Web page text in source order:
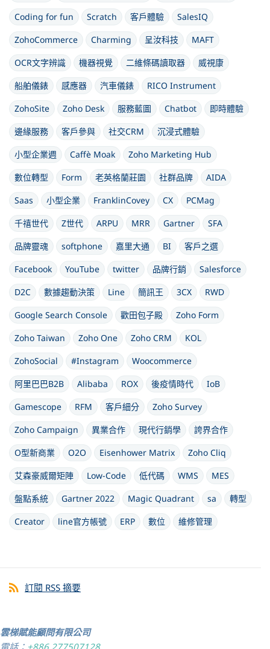
Coding for fun
Scratch 客戶體驗
SalesIQ
ZohoCommerce
Charming 呈汝科技
MAFT
OCR文字辨識
機器視覺 二維條碼讀取器
威視康
船舶儀錶
感應器 汽車儀錶
RICO Instrument
ZohoSite
Zoho Desk 服務藍圖 Chatbot
即時體驗
邊緣服務
客戶參與 社交CRM
沉浸式體驗
小型企業週
Caffè Moak
Zoho Marketing Hub
數位轉型
Form 老英格蘭莊園 社群品牌
AIDA
Saas
小型企業 FranklinCovey CX
PCMag
千禧世代
Z世代 ARPU MRR Gartner
SFA
品牌靈魂
softphone 嘉里大通 BI
客戶之選
Facebook
YouTube twitter 品牌行銷
Salesforce
D2C
數據趨動決策 Line 簡訊王 3CX
RWD
Google Search Console
歡田包子殿
Zoho Form
Zoho Taiwan
Zoho One Zoho CRM
KOL
ZohoSocial
#Instagram
Woocommerce
阿里巴巴B2B
Alibaba ROX 後疫情時代
IoB
Gamescope
RFM 客戶細分
Zoho Survey
Zoho Campaign
異業合作 現代行銷學
誇界合作
O型新商業
O2O Eisenhower Matrix
Zoho Cliq
艾森豪威爾矩陣
Low-Code 低代碼 WMS
MES
盤點系統
Gartner 2022 Magic Quadrant sa
轉型
Creator
line官方帳號 ERP 數位 維修管理
訂閱 RSS 摘要
雲梯賦能顧問有限公司
電話： +886 277507128